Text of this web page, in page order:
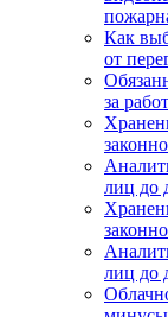
Как
от
за
лиц до
лиц до